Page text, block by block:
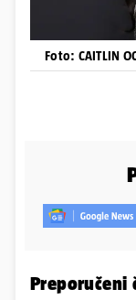
Foto: CAITLIN
Preporučeni